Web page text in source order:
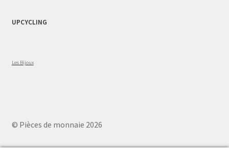
UPCYCLING
Les Bijoux
© Pièces de monnaie 2026